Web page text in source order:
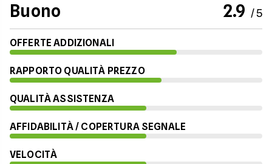
Buono 2.9 / 5
OFFERTE ADDIZIONALI
RAPPORTO QUALITÀ PREZZO
QUALITÀ ASSISTENZA
AFFIDABILITÀ / COPERTURA SEGNALE
VELOCITÀ